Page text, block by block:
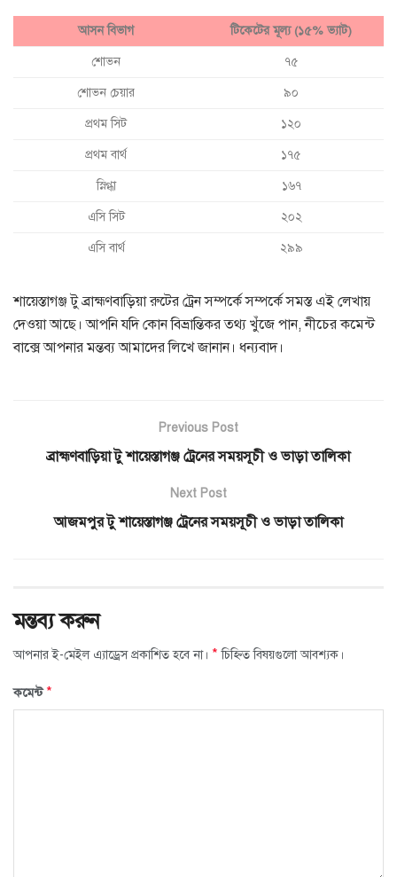
আসন বিভাগ টিকেটের মূল্য (১৫% ভ্যাট)
শোভন ৭৫
শোভন চেয়ার ৯০
প্রথম সিট ১২০
প্রথম বার্থ ১৭৫
স্নিগ্ধা ১৬৭
এসি সিট ২০২
এসি বার্থ ২৯৯
শায়েস্তাগঞ্জ টু ব্রাহ্মণবাড়িয়া রুটের ট্রেন সম্পর্কে সম্পর্কে সমস্ত এই লেখায়
দেওয়া আছে। আপনি যদি কোন বিভ্রান্তিকর তথ্য খুঁজে পান, নীচের কমেন্ট
বাক্সে আপনার মন্তব্য আমাদের লিখে জানান। ধন্যবাদ।
Previous Post
ব্রাহ্মণবাড়িয়া টু শায়েস্তাগঞ্জ ট্রেনের সময়সূচী ও ভাড়া তালিকা
Next Post
আজমপুর টু শায়েস্তাগঞ্জ ট্রেনের সময়সূচী ও ভাড়া তালিকা
মন্তব্য করুন
আপনার ই-মেইল এ্যাড্রেস প্রকাশিত হবে না। * চিহ্নিত বিষয়গুলো আবশ্যক।
কমেন্ট*